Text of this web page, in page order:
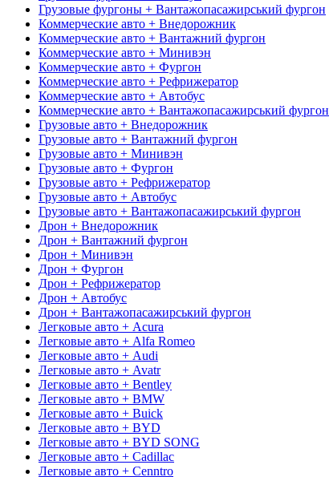
Грузовые фургоны + Вантажопасажирський фургон
Коммерческие авто + Внедорожник
Коммерческие авто + Вантажний фургон
Коммерческие авто + Минивэн
Коммерческие авто + Фургон
Коммерческие авто + Рефрижератор
Коммерческие авто + Автобус
Коммерческие авто + Вантажопасажирський фургон
Грузовые авто + Внедорожник
Грузовые авто + Вантажний фургон
Грузовые авто + Минивэн
Грузовые авто + Фургон
Грузовые авто + Рефрижератор
Грузовые авто + Автобус
Грузовые авто + Вантажопасажирський фургон
Дрон + Внедорожник
Дрон + Вантажний фургон
Дрон + Минивэн
Дрон + Фургон
Дрон + Рефрижератор
Дрон + Автобус
Дрон + Вантажопасажирський фургон
Легковые авто + Acura
Легковые авто + Alfa Romeo
Легковые авто + Audi
Легковые авто + Avatr
Легковые авто + Bentley
Легковые авто + BMW
Легковые авто + Buick
Легковые авто + BYD
Легковые авто + BYD SONG
Легковые авто + Cadillac
Легковые авто + Cenntro